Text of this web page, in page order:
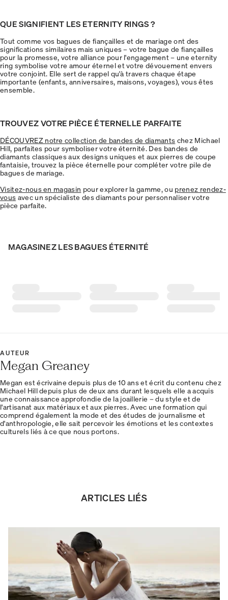
QUE SIGNIFIENT LES ETERNITY RINGS ?
Tout comme vos bagues de fiançailles et de mariage ont des
significations similaires mais uniques – votre bague de fiançailles
pour la promesse, votre alliance pour l'engagement – une eternity
ring symbolise votre amour éternel et votre dévouement envers
votre conjoint. Elle sert de rappel qu'à travers chaque étape
importante (enfants, anniversaires, maisons, voyages), vous êtes
ensemble.
TROUVEZ VOTRE PIÈCE ÉTERNELLE PARFAITE
DÉCOUVREZ notre collection de bandes de diamants chez Michael
Hill, parfaites pour symboliser votre éternité. Des bandes de
diamants classiques aux designs uniques et aux pierres de coupe
fantaisie, trouvez la pièce éternelle pour compléter votre pile de
bagues de mariage.
Visitez-nous en magasin pour explorer la gamme, ou prenez rendez-
vous avec un spécialiste des diamants pour personnaliser votre
pièce parfaite.
MAGASINEZ LES BAGUES ÉTERNITÉ
AUTEUR
Megan Greaney
Megan est écrivaine depuis plus de 10 ans et écrit du contenu chez
Michael Hill depuis plus de deux ans durant lesquels elle a acquis
une connaissance approfondie de la joaillerie – du style et de
l'artisanat aux matériaux et aux pierres. Avec une formation qui
comprend également la mode et des études de journalisme et
d'anthropologie, elle sait percevoir les émotions et les contextes
culturels liés à ce que nous portons.
ARTICLES LIÉS